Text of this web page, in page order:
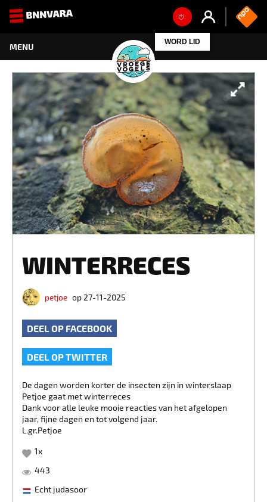
WINTERRECES
petjoe op 27-11-2025
DEEL OP FACEBOOK
DEEL OP TWITTER
De dagen worden korter de insecten zijn in winterslaap
Petjoe gaat met winterreces
Dank voor alle leuke mooie reacties van het afgelopen
jaar, fijne dagen en tot volgend jaar.
L.gr.Petjoe
1x
443
Echt judasoor